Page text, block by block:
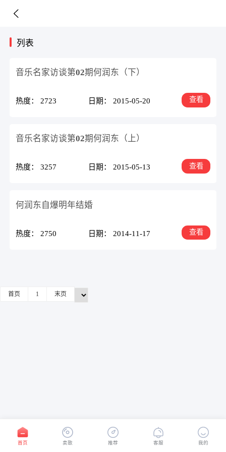
列表
音乐名家访谈第02期何润东（下）
热度： 2723 日期： 2015-05-20 查看
音乐名家访谈第02期何润东（上）
热度： 3257 日期： 2015-05-13 查看
何润东自爆明年结婚
热度： 2750 日期： 2014-11-17 查看
首页 1 末页
首页 卖歌 推荐 客服 我的